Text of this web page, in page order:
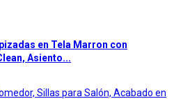
en Tela Marron con
Asiento...